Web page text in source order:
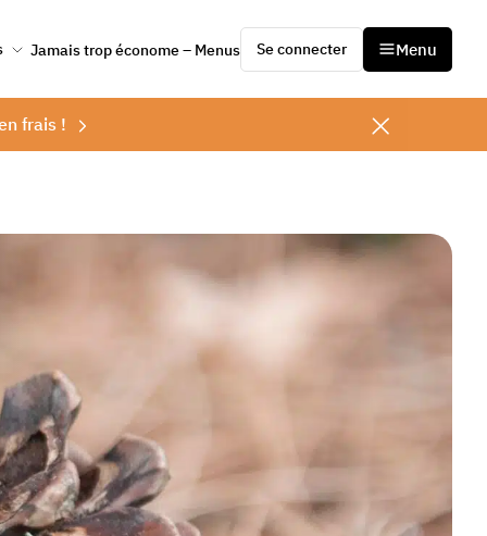
Jamais trop économe – Menus Se connecter Menu
frais !